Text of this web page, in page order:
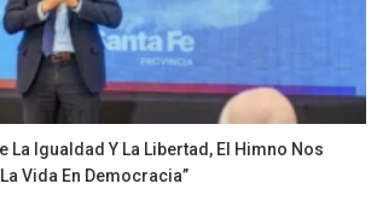
La Igualdad Y La Libertad, El Himno Nos
Vida En Democracia”